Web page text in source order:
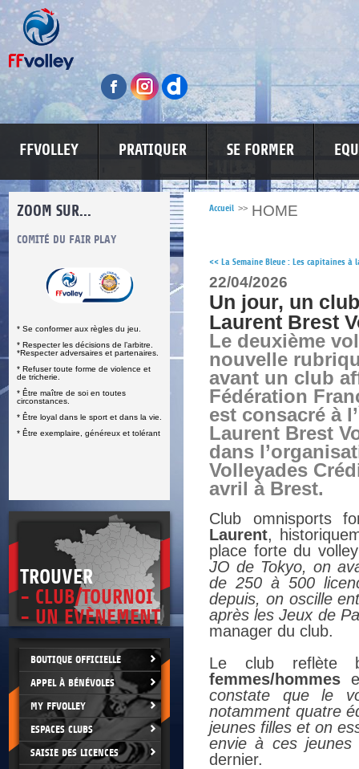
FFVOLLEY PRATIQUER SE FORMER
ZOOM SUR...
COMITÉ DU FAIR PLAY
* Se conformer aux règles du jeu.
* Respecter les décisions de l’arbitre.
*Respecter adversaires et partenaires.
* Refuser toute forme de violence et
de tricherie.
* Être maître de soi en toutes
circonstances.
* Être loyal dans le sport et dans la vie.
* Être exemplaire, généreux et tolérant
LUTTE CONTRE LES VIOLENCES
TROUVER
- CLUB/TOURNOI
- UN EVÈNEMENT
BOUTIQUE OFFICIELLE
APPEL À BÉNÉVOLES
MY FFVOLLEY
ESPACES CLUBS
SAISIE DES LICENCES
Accueil >> HOME
<< La Semaine Bleue : Les capitaines à
22/04/2026
Un jour, un
Laurent Brest
Le deuxième
nouvelle
avant un club
Fédération
est consacré à
Laurent Brest
dans
Volleyades
avril à Brest.
Club omnisports
Laurent,
place forte du
JO de Tokyo, on
de 250 à 500
depuis, on oscille
après les Jeux de
manager du club.
Le club reflète
femmes/hommes
constate que le
notamment quatre
jeunes filles et on
envie à ces
dernier.